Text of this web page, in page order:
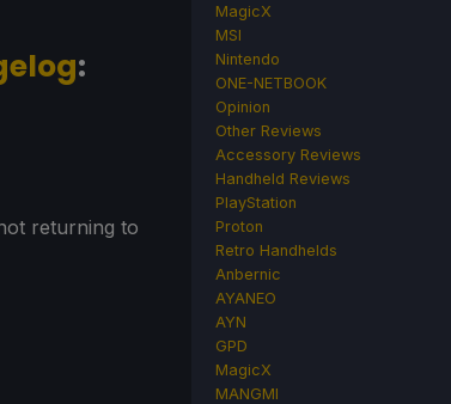
:
returning to
MagicX
MSI
Nintendo
ONE-NETBOOK
Opinion
Other Reviews
Accessory Reviews
Handheld Reviews
PlayStation
Proton
Retro Handhelds
Anbernic
AYANEO
AYN
GPD
MagicX
MANGMI